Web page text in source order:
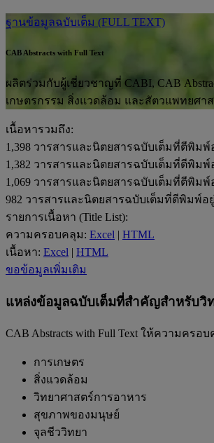
ฐานข้อมูลฉบับเต็ม (FULL TEXT)
CAB Abstracts with Full Text
ผลิตร่วมกับผู้เชี่ยวชาญที่ CABI, CAB
เกษตรกรรม สิ่งแวดล้อม และสัตวแพทยศา
เนื้อหารวมถึง:
1,398 วารสารและนิตยสารฉบับเต็มที่ตีพิมพ์
1,382 วารสารและนิตยสารฉบับเต็มที่ตีพิมพ์
1,069 วารสารและนิตยสารฉบับเต็มที่ตีพิม
982 วารสารและนิตยสารฉบับเต็มที่ตีพิมพ์อยู่
รายการเนื้อหา (Title List):
ความครอบคลุม: Excel | HTML
เนื้อหา: Excel | HTML
ขอข้อมูลเพิ่มเติม
แหล่งข้อมูลฉบับเต็มที่สำคัญสำหรับวิ
CAB Abstracts with Full Text ให้ความค
การเกษตร
สิ่งแวดล้อม
วิทยาศาสตร์การอาหาร
สุขภาพของมนุษย์
จุลชีววิทยา